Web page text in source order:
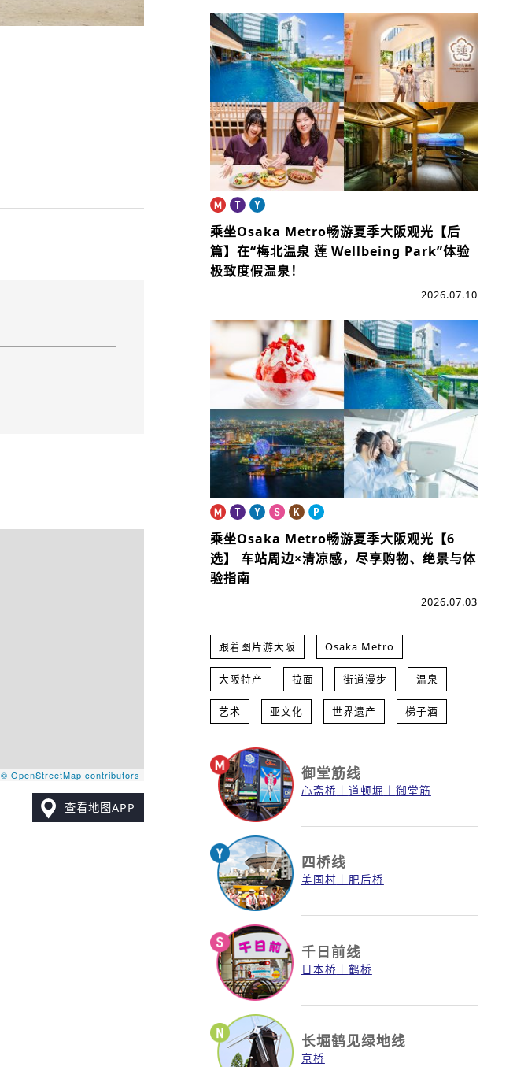
© OpenStreetMap contributors
查看地图APP
乘坐Osaka Metro畅游夏季大阪观光【后
篇】在“梅北温泉 莲 Wellbeing Park”体验
极致度假温泉！
2026.07.10
乘坐Osaka Metro畅游夏季大阪观光【6
选】
车站周边×清凉感，尽享购物、绝景与体
验指南
2026.07.03
跟着图片游大阪 Osaka Metro
大阪特产 拉面 街道漫步 温泉
艺术 亚文化 世界遗产 梯子酒
御堂筋线
心斋桥 道顿堀 御堂筋
四桥线
美国村 肥后桥
千日前线
日本桥 鹤桥
长堀鹤见绿地线
京桥